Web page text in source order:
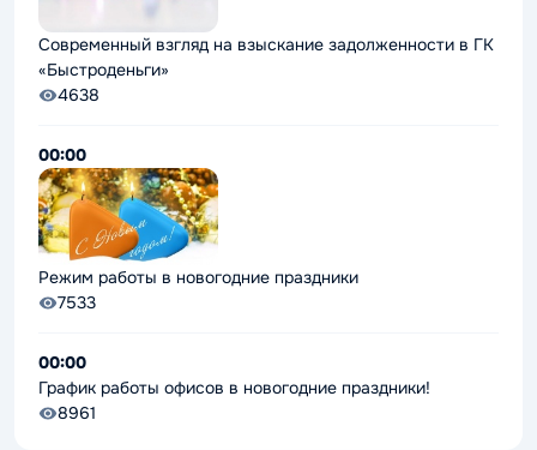
Современный взгляд на взыскание задолженности в ГК
«Быстроденьги»
4638
00:00
Режим работы в новогодние праздники
7533
00:00
График работы офисов в новогодние праздники!
8961